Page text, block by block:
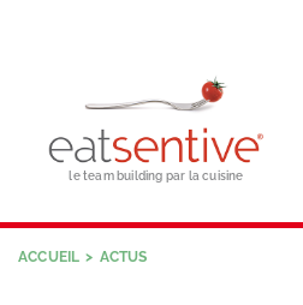
le team building par la cuisine
ACCUEIL ACTUS